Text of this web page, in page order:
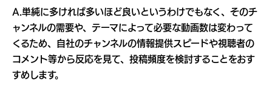
A.単純に多ければ多いほど良いというわけでもなく、そのチ
ャンネルの需要や、テーマによって必要な動画数は変わって
くるため、自社のチャンネルの情報提供スピードや視聴者の
コメント等から反応を見て、投稿頻度を検討することをおす
すめします。